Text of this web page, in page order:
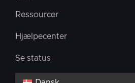
Ressourcer
Hjælpecenter
Se status